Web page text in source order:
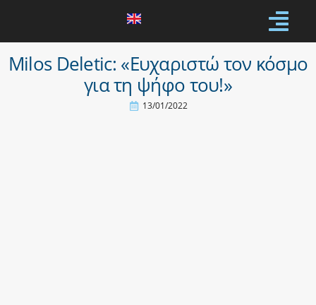
Milos Deletic: «Ευχαριστώ τον κόσμο
για τη ψήφο του!»
13/01/2022